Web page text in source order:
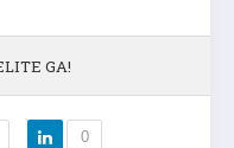
GA!
0